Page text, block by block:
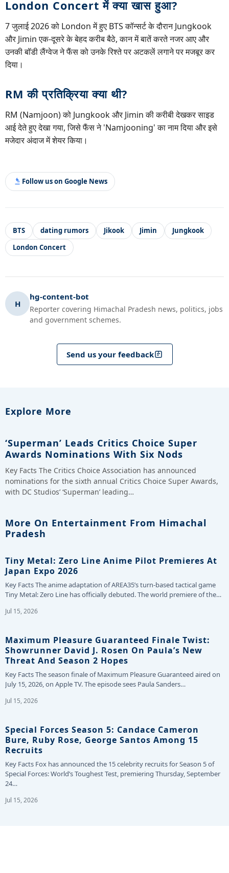
London Concert में क्या खास हुआ?
7 जुलाई 2026 को London में हुए BTS कॉन्सर्ट के दौरान Jungkook
और Jimin एक-दूसरे के बेहद करीब बैठे, कान में बातें करते नजर आए और
उनकी बॉडी लैंग्वेज ने फैंस को उनके रिश्ते पर अटकलें लगाने पर मजबूर कर
दिया।
RM की प्रतिक्रिया क्या थी?
RM (Namjoon) को Jungkook और Jimin की करीबी देखकर साइड
आई देते हुए देखा गया, जिसे फैंस ने 'Namjooning' का नाम दिया और इसे
मजेदार अंदाज में शेयर किया।
Follow us on Google News
BTS dating rumors Jikook Jimin
Jungkook
London Concert
H
hg-content-bot
Reporter covering Himachal Pradesh news, politics, jobs
and government schemes.
Send us your feedback
Explore More
‘Superman’ Leads Critics Choice Super
Awards Nominations With Six Nods
Key Facts The Critics Choice Association has announced
nominations for the sixth annual Critics Choice Super Awards,
with DC Studios’ ‘Superman’ leading…
More On Entertainment From Himachal
Pradesh
Tiny Metal: Zero Line Anime Pilot Premieres At
Japan Expo 2026
Key Facts The anime adaptation of AREA35’s turn-based tactical game
Tiny Metal: Zero Line has officially debuted. The world premiere of the…
Jul 15, 2026
Maximum Pleasure Guaranteed Finale Twist:
Showrunner David J. Rosen On Paula’s New
Threat And Season 2 Hopes
Key Facts The season finale of Maximum Pleasure Guaranteed aired on
July 15, 2026, on Apple TV. The episode sees Paula Sanders…
Jul 15, 2026
Special Forces Season 5: Candace Cameron
Bure, Ruby Rose, George Santos Among 15
Recruits
Key Facts Fox has announced the 15 celebrity recruits for Season 5 of
Special Forces: World’s Toughest Test, premiering Thursday, September
24…
Jul 15, 2026